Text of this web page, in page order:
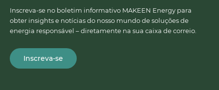
Inscreva-se no boletim informativo MAKEEN Energy para
obter insights e notícias do nosso mundo de soluções de
energia responsável – diretamente na sua caixa de correio.
Inscreva-se